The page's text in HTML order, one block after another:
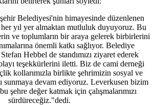
Belediyesi'nin himayesinde düzenlenen
yıl yer almaktan mutluluk duyuyoruz. Bu
ve toplumların bir araya gelerek birbirlerini
önemli katkı sağlıyor. Belediye
Stefan Hebbel de standımızı ziyaret ederek
teşekkürlerini iletti. Biz de cami derneği
kollarımızla birlikte şehrimizin sosyal ve
sunmaya devam ediyoruz. Leverkusen bizim
şehre değer katmak için çalışmalarımızı
sürdüreceğiz."dedi.